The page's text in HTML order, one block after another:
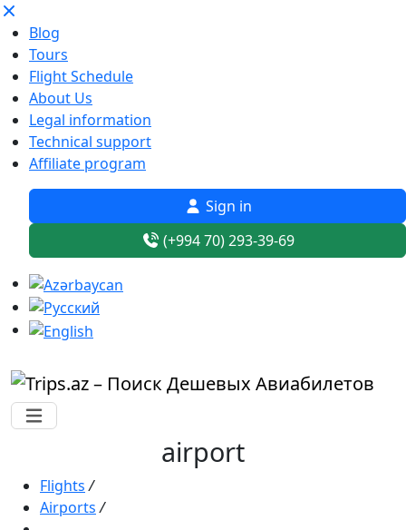
Blog
Tours
Flight Schedule
About Us
Legal information
Technical support
Affiliate program
Sign in
(+994 70) 293-39-69
airport
Flights /
Airports /